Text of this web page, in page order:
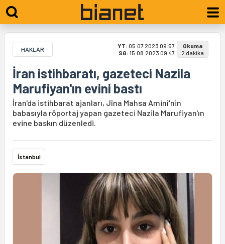
HAKLAR YT: 05.07.2023 09:57
SG: 15.08.2023 09:47
Okuma
2 dakika
İran istihbaratı, gazeteci Nazila
Marufiyan'ın evini bastı
İran'da istihbarat ajanları, Jîna Mahsa Aminî'nin
babasıyla röportaj yapan gazeteci Nazila Marufiyan'ın
evine baskın düzenledi.
İstanbul